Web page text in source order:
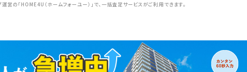
の「HOME4U（ホームフォーユー）」で、一括査定サービスがご利用できます。